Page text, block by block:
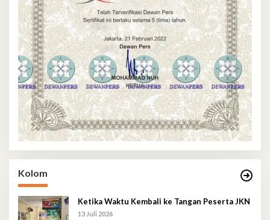
Kolom
Ketika Waktu Kembali ke Tangan Peserta JKN
13 Juli 2026